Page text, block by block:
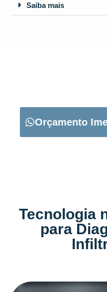
Saiba mais
Orçamento
Tecnologia
para